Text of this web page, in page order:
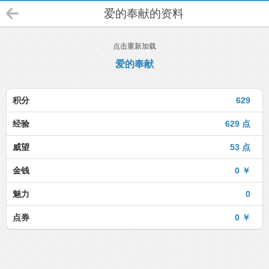
爱的奉献的资料
点击重新加载
爱的奉献
629
积分
629 点
经验
53 点
威望
0 ￥
金钱
0
魅力
0 ￥
点券